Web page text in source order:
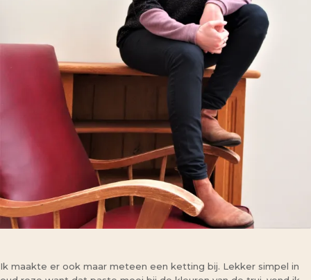
Ik maakte er ook maar meteen een ketting bij. Lekker simpel in